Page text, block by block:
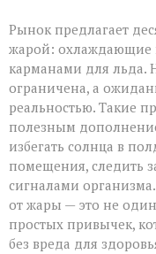
Рынок предлагает
жарой: охлаждающие
карманами для льда.
ограничена, а
реальностью. Такие
полезным
избегать солнца в
помещения, следить
сигналами
от жары — это не
простых привычек,
без вреда для